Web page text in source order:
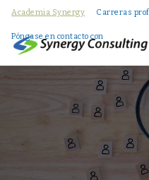
Academia Synergy Carreras
Póngase en contacto con